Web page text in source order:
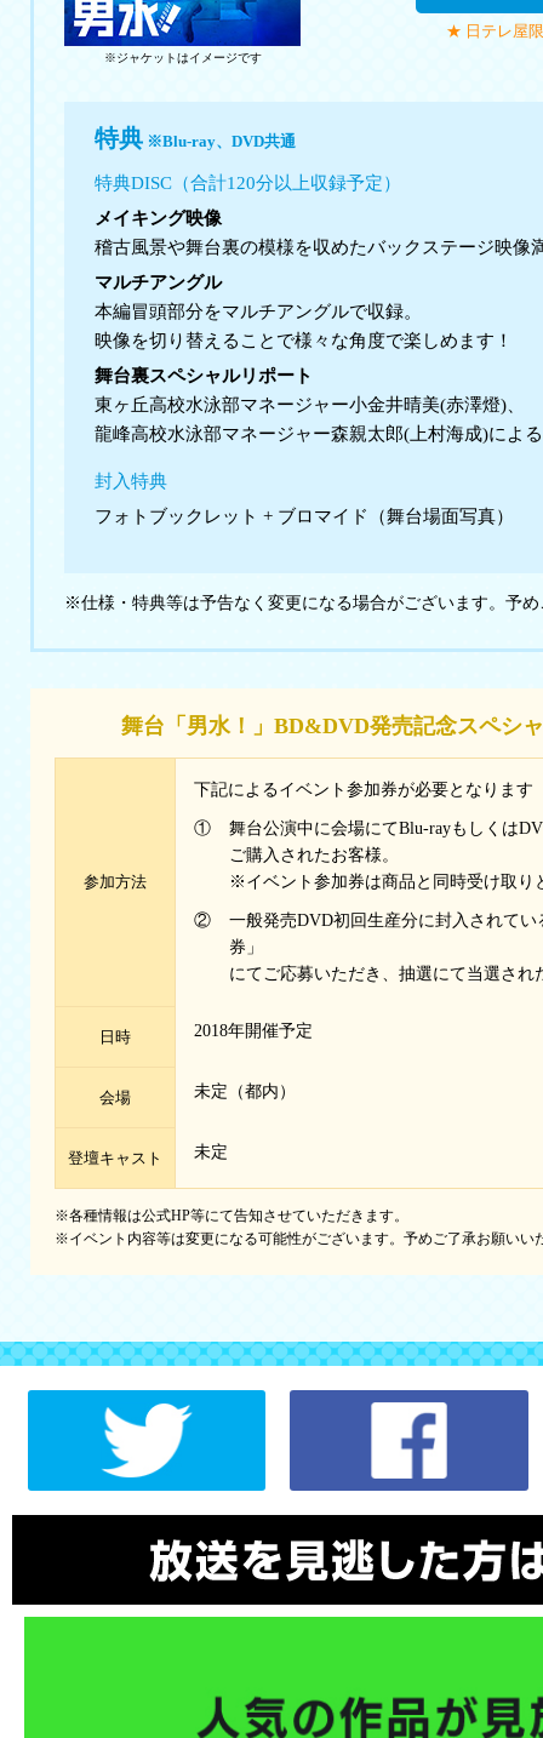
※ジャケットはイメージです
★ 日テレ屋
特典 ※Blu-ray、DVD共通
特典DISC（合計120分以上収録予定）
メイキング映像
稽古風景や舞台裏の模様を収めたバックステージ映像
マルチアングル
本編冒頭部分をマルチアングルで収録。
映像を切り替えることで様々な角度で楽しめます！
舞台裏スペシャルリポート
東ヶ丘高校水泳部マネージャー小金井晴美(赤澤燈)、
龍峰高校水泳部マネージャー森親太郎(上村海成)によ
封入特典
フォトブックレット + ブロマイド（舞台場面写真）
※仕様・特典等は予告なく変更になる場合がございます。予
舞台「男水！」BD&DVD発売記念スペシ
参加方法
下記によるイベント参加券が必要となります
①
舞台公演中に会場にてBlu-rayもしくは
ご購入されたお客様。
※イベント参加券は商品と同時受け取り
②
一般発売DVD初回生産分に封入されて
券」
にてご応募いただき、抽選にて当選され
日時 2018年開催予定
会場 未定（都内）
登壇キャスト 未定
※各種情報は公式HP等にて告知させていただきます。
※イベント内容等は変更になる可能性がございます。予めご了承お願いい